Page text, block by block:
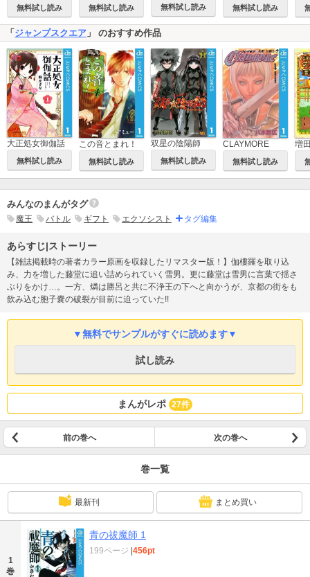
無料試し読み 無料試し読み 無料試し読み 無料試し読み
「 ジャンプスクエア 」 のおすすめ作品
大正処女御伽話
無料試し読み
この音とまれ！
無料試し読み
双星の陰陽師
無料試し読み
CLAYMORE
無料試し読み
みんなのまんがタグ
魔王 バトル ギフト エクソシスト タグ編集
あらすじ|ストーリー
【雑誌掲載時の著者カラー原画を収録したリマスター版！】伽樓羅を取り込
み、力を増した藤堂に追い詰められていく雪男。更に藤堂は雪男に言葉で揺さ
ぶりをかけ…。一方、燐は勝呂と共に不浄王の下へと向かうが、京都の街をも
飲み込む胞子嚢の破裂が目前に迫っていた!!
▼無料でサンプルがすぐに読めます▼
試し読み
まんがレポ 27件
前の巻へ 次の巻へ
巻一覧
最新刊 まとめ買い
1
巻
青の祓魔師 1
199ページ |456pt